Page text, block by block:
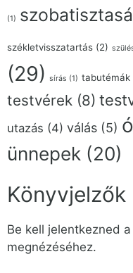
(1)
székletvisszatartás (2)
(29) sírás (1) tabutémák
testvérek (8)
utazás (4) válás (5)
ünnepek (20)
Könyvjelzők
Be kell jelentkezned
megnézéséhez.